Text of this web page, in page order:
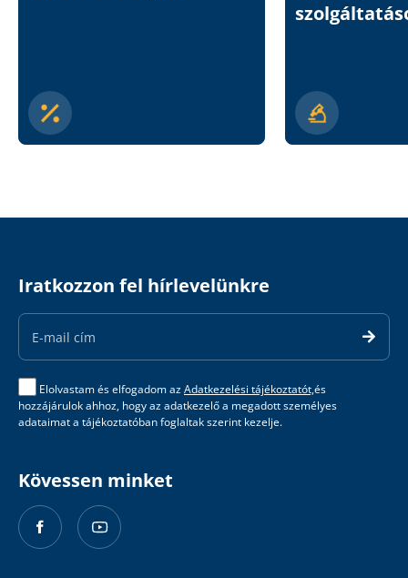
Iratkozzon fel hírlevelünkre
Email
Address
Elolvastam és elfogadom azAdatkezelési tájékoztatót,és
hozzájárulok ahhoz, hogy az adatkezelő a megadott személyes
adataimat a tájékoztatóban foglaltak szerint kezelje.
Kövessen minket